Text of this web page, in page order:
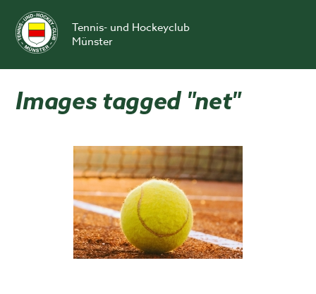
content
Tennis- und Hockeyclub
Münster
Images tagged "net"